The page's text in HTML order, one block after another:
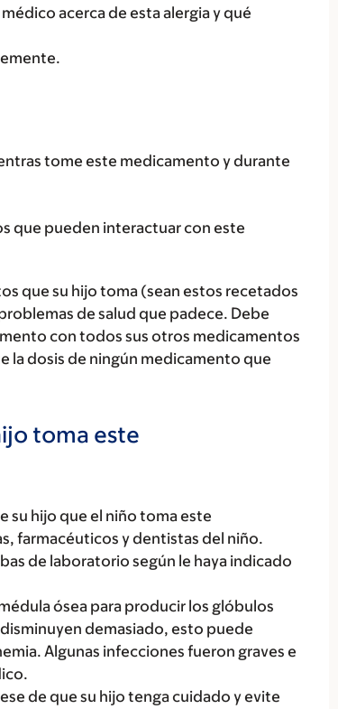
acerca de esta alergia y qué
tome este medicamento y durante
que pueden interactuar con este
que su hijo toma (sean estos recetados
de salud que padece. Debe
con todos sus otros medicamentos
la dosis de ningún medicamento que
toma este
su hijo que el niño toma este
farmacéuticos y dentistas del niño.
de laboratorio según le haya indicado
ósea para producir los glóbulos
demasiado, esto puede
Algunas infecciones fueron graves e
de que su hijo tenga cuidado y evite